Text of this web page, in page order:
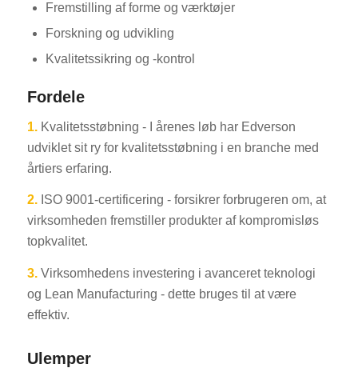
Fremstilling af forme og værktøjer
Forskning og udvikling
Kvalitetssikring og -kontrol
Fordele
1.Kvalitetsstøbning - I årenes løb har Edverson
udviklet sit ry for kvalitetsstøbning i en branche med
årtiers erfaring.
2.ISO 9001-certificering - forsikrer forbrugeren om, at
virksomheden fremstiller produkter af kompromisløs
topkvalitet.
3.Virksomhedens investering i avanceret teknologi
og Lean Manufacturing - dette bruges til at være
effektiv.
Ulemper